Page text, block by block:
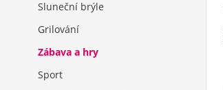
Sluneční brýle
Grilování
Zábava a hry
Sport